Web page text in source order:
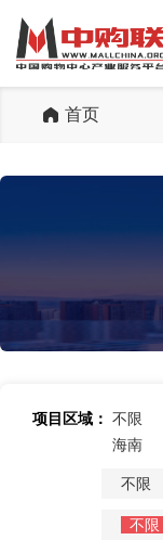
首页
项目区域： 不限
海南
不限
不限